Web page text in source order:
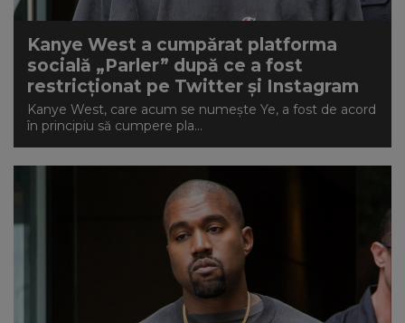
Kanye West a cumpărat platforma
socială „Parler” după ce a fost
restricționat pe Twitter și Instagram
Kanye West, care acum se numește Ye, a fost de acord
în principiu să cumpere pla...